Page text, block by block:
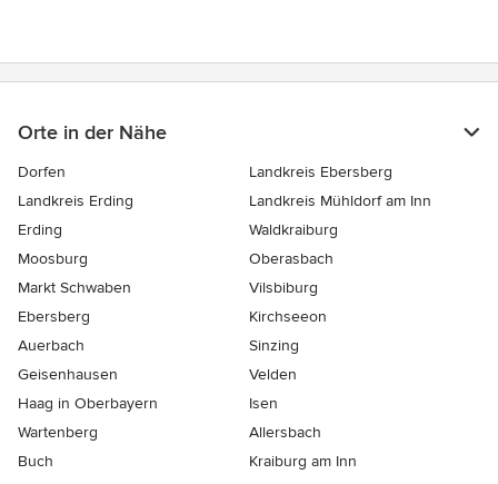
Orte in der Nähe
Dorfen
Landkreis Ebersberg
Landkreis Erding
Landkreis Mühldorf am Inn
Erding
Waldkraiburg
Moosburg
Oberasbach
Markt Schwaben
Vilsbiburg
Ebersberg
Kirchseeon
Auerbach
Sinzing
Geisenhausen
Velden
Haag in Oberbayern
Isen
Wartenberg
Allersbach
Buch
Kraiburg am Inn